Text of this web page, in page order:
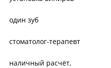
один зуб
стоматолог-терапевт
наличный расчёт